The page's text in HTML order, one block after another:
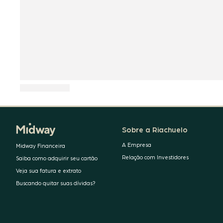
Midway Financeira
Saiba como adquirir seu cartão
Veja sua fatura e extrato
Buscando quitar suas dívidas?
Sobre a Riachuelo
A Empresa
Relação com Investidores